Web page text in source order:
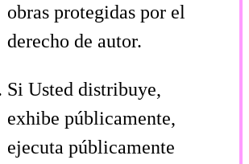
obras protegidas por el
derecho de autor.
Si Usted distribuye,
exhibe públicamente,
ejecuta públicamente